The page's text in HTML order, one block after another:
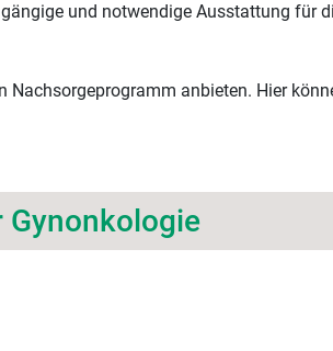
und notwendige Ausstattung für
Nachsorgeprogramm anbieten. Hier
Gynonkologie